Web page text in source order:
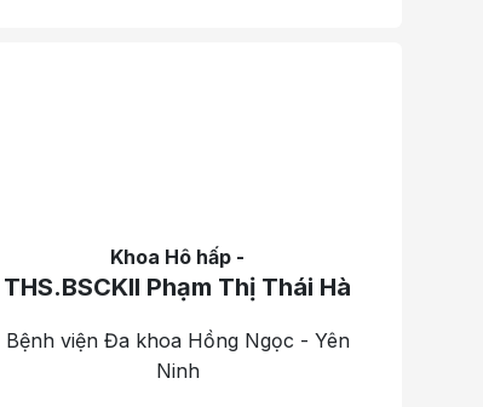
Khoa Hô hấp -
THS.BSCKII Phạm Thị Thái Hà
Bệnh viện Đa khoa Hồng Ngọc - Yên
Ninh